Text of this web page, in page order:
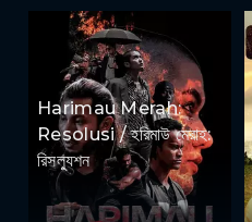
Harimau Merah:
Resolusi / হরিমাউ মেরাহ:
রিসল্যুশন